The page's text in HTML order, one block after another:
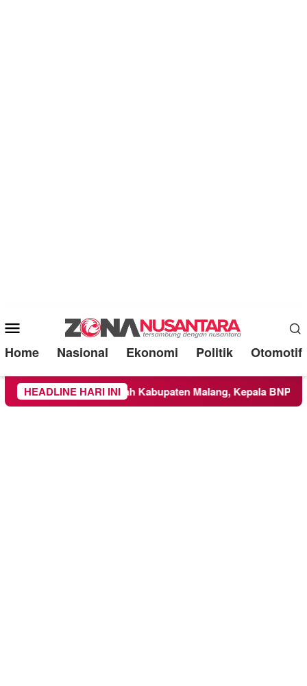
Mobile
Menu
Home Nasional Ekonomi Politik Otomotif
HEADLINE HARI INI
Meluas ke Wilayah Kabupaten Malang, Kepala BNPB Tinjau